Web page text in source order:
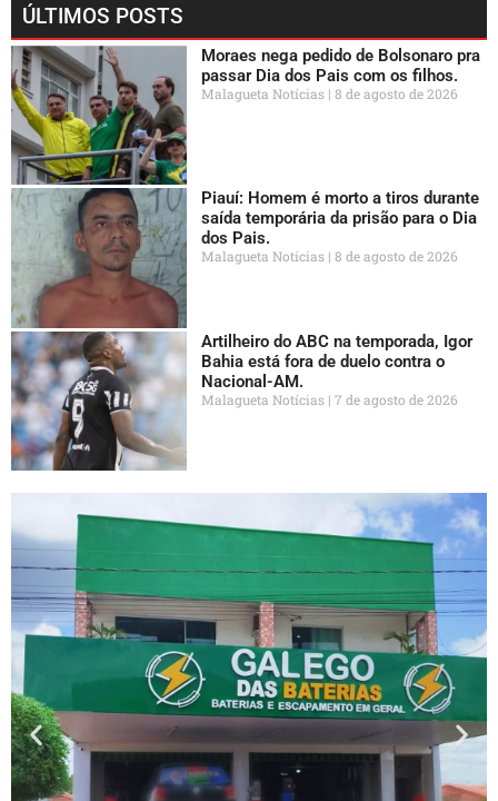
ÚLTIMOS POSTS
Moraes nega pedido de Bolsonaro pra
passar Dia dos Pais com os filhos.
Malagueta Notícias 8 de agosto de 2026
Piauí: Homem é morto a tiros durante
saída temporária da prisão para o Dia
dos Pais.
Malagueta Notícias 8 de agosto de 2026
Artilheiro do ABC na temporada, Igor
Bahia está fora de duelo contra o
Nacional-AM.
Malagueta Notícias 7 de agosto de 2026